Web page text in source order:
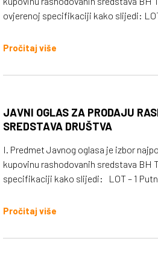
ovjerenoj specifikaciji kako slijedi: LOT – 1 RASHODOVANA TK
INVERTOR NA BS – 3 + GSM MODEM –
Pročitaj više
JAVNI OGLAS ZA PRODAJU
SREDSTAVA DRUŠTVA
I. Predmet Javnog oglasa je izbor
kupovinu rashodovanih sredstava BH
specifikaciji kako slijedi: LOT – 1
Stanje vozila: korišteno / neispravno
prodaja...
Pročitaj više